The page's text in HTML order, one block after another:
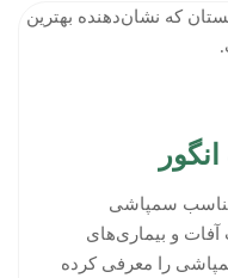
مناسب سمپاشی
آفات و بیماری‌های
را معرفی کرده